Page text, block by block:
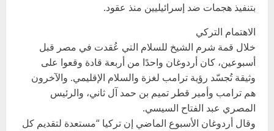
بتنفيذ هجمات ضد إسرائيليين منذ عقود.
الاهتمام التركي
خلال قمة شرم الشيخ للسلام التي عُقدت في مصر قبل
أسبوعين، كان أردوغان واحدًا من أربعة قادة وقعوا على
وثيقة تُجسّد رؤية ترامب لغزة والسلام الإقليمي. والآخرون
هم ترامب وأمير قطر تميم بن حمد آل ثاني، والرئيس
المصري عبد الفتاح السيسي.
وقال أردوغان الأسبوع الماضي إن تركيا “مستعدة لتقديم كل